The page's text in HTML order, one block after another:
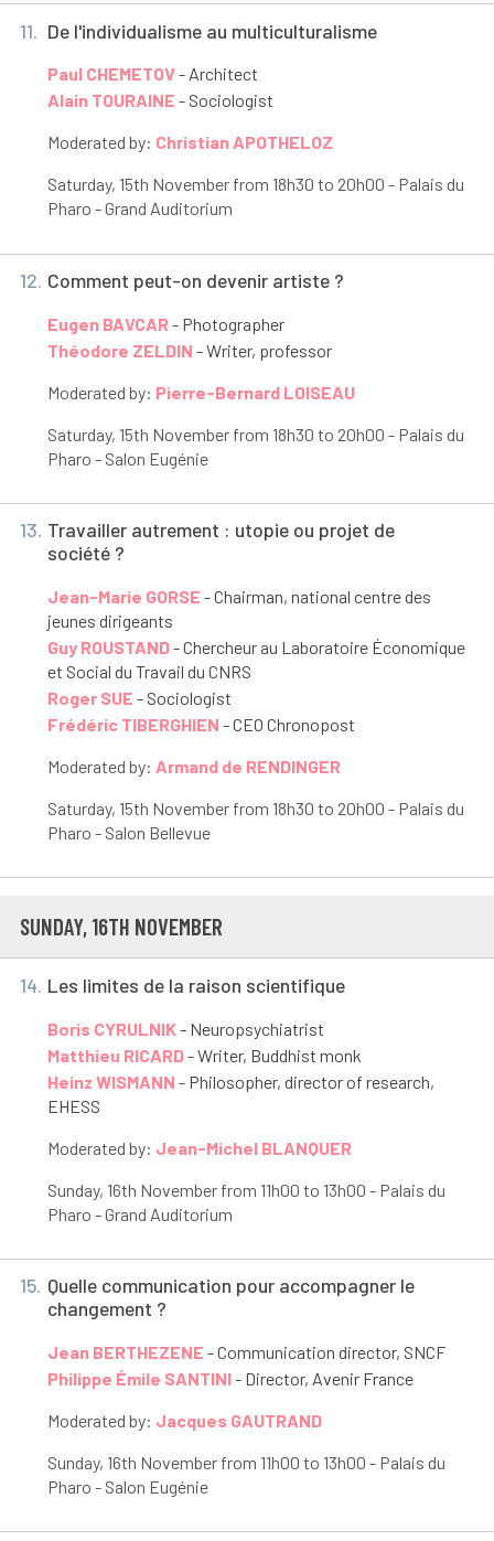
11. De l'individualisme au multiculturalisme
Paul CHEMETOV- Architect
Alain TOURAINE - Sociologist
Moderated by: Christian APOTHELOZ
Saturday, 15th November from 18h30 to 20h00 - Palais du
Pharo - Grand Auditorium
12. Comment peut-on devenir artiste ?
Eugen BAVCAR- Photographer
Théodore ZELDIN - Writer, professor
Moderated by: Pierre-Bernard LOISEAU
Saturday, 15th November from 18h30 to 20h00 - Palais du
Pharo - Salon Eugénie
13. Travailler autrement : utopie ou projet de
société ?
Jean-Marie GORSE - Chairman, national centre des
jeunes dirigeants
Guy ROUSTAND- Chercheur au Laboratoire Économique
et Social du Travail du CNRS
Roger SUE - Sociologist
Frédéric TIBERGHIEN - CEO Chronopost
Moderated by: Armand de RENDINGER
Saturday, 15th November from 18h30 to 20h00 - Palais du
Pharo - Salon Bellevue
SUNDAY, 16TH NOVEMBER
14. Les limites de la raison scientifique
Boris CYRULNIK- Neuropsychiatrist
Matthieu RICARD- Writer, Buddhist monk
Heinz WISMANN - Philosopher, director of research,
EHESS
Moderated by: Jean-Michel BLANQUER
Sunday, 16th November from 11h00 to 13h00 - Palais du
Pharo - Grand Auditorium
15. Quelle communication pour accompagner le
changement ?
Jean BERTHEZENE - Communication director, SNCF
Philippe Émile SANTINI- Director, Avenir France
Moderated by: Jacques GAUTRAND
Sunday, 16th November from 11h00 to 13h00 - Palais du
Pharo - Salon Eugénie